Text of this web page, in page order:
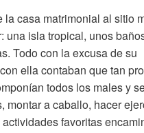
casa matrimonial al sitio
una isla tropical, unos
Todo con la excusa de su
ella contaban que tan
todos los males y
montar a caballo, hacer
favoritas